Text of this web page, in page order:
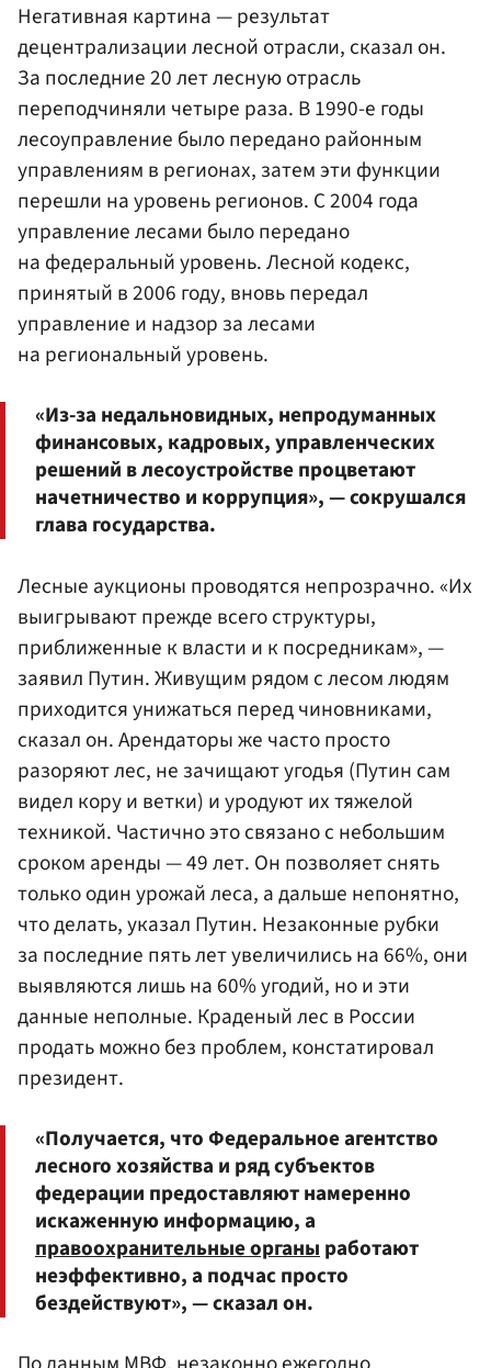
Негативная картина — результат
децентрализации лесной отрасли, сказал он.
За последние 20 лет лесную отрасль
переподчиняли четыре раза. В 1990-е годы
лесоуправление было передано районным
управлениям в регионах, затем эти функции
перешли на уровень регионов. С 2004 года
управление лесами было передано
на федеральный уровень. Лесной кодекс,
принятый в 2006 году, вновь передал
управление и надзор за лесами
на региональный уровень.
«Из-за недальновидных, непродуманных
финансовых, кадровых, управленческих
решений в лесоустройстве процветают
начетничество и коррупция», — сокрушался
глава государства.
Лесные аукционы проводятся непрозрачно. «Их
выигрывают прежде всего структуры,
приближенные к власти и к посредникам», —
заявил Путин. Живущим рядом с лесом людям
приходится унижаться перед чиновниками,
сказал он. Арендаторы же часто просто
разоряют лес, не зачищают угодья (Путин сам
видел кору и ветки) и уродуют их тяжелой
техникой. Частично это связано с небольшим
сроком аренды — 49 лет. Он позволяет снять
только один урожай леса, а дальше непонятно,
что делать, указал Путин. Незаконные рубки
за последние пять лет увеличились на 66%, они
выявляются лишь на 60% угодий, но и эти
данные неполные. Краденый лес в России
продать можно без проблем, констатировал
президент.
«Получается, что Федеральное агентство
лесного хозяйства и ряд субъектов
федерации предоставляют намеренно
искаженную информацию, а
правоохранительные органы работают
неэффективно, а подчас просто
бездействуют», — сказал он.